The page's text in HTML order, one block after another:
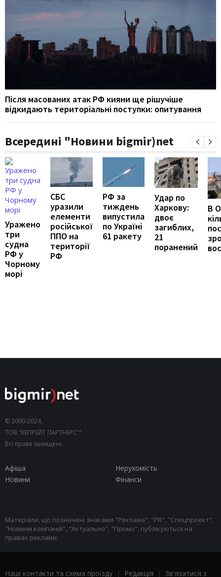
Після масованих атак РФ кияни ще рішучіше
відкидають територіальні поступки: опитування
Всередині "Новини bigmir)net
Уражено
три
судна
РФ у
Чорному
морі
СБС
уразили
елементи
російської
ППО на
території
РФ
РФ за
тиждень
випустила
по Україні
61 ракету
Удар по
Харкову:
двоє
загиблих,
21
поранений
В
© 2000-2024,
ТОВ "КЕПРЕЙТ ПАРТНЕРС"".
Всі права захищені.
Афіша
Нерухомість
Новини
Фінанси
Матеріали, що позначені знаками "Реклама", "PR", "Спецпроект",
"Новини компаній", "Актуально", "Промо", публікуються на
правах реклами.
Наші контакти та схема проїзду | Редакція | Зв'язатися з